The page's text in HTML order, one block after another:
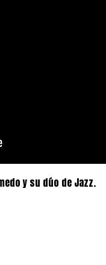
y su dúo de Jazz.